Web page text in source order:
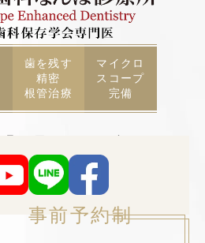
歯を残す
精密
根管治療
マイクロ
スコープ
完備
事前予約制